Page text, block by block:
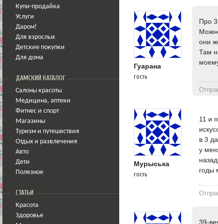
Купи-продайка
Услуги
Даром!
Для взрослых
Детские покупки
Для дома
ДАМСКИЙ КАТАЛОГ
Салоны красоты
Медицина, аптеки
Фитнес и спорт
Магазины
Туризм и путешествия
Отдых и развлечения
Авто
Дети
Полезное
СТАТЬИ
Красота
Здоровье
Гуарана
гость
Про 3
они
Там
Мурыська
гость
11 и
в 3
у
годы
39-